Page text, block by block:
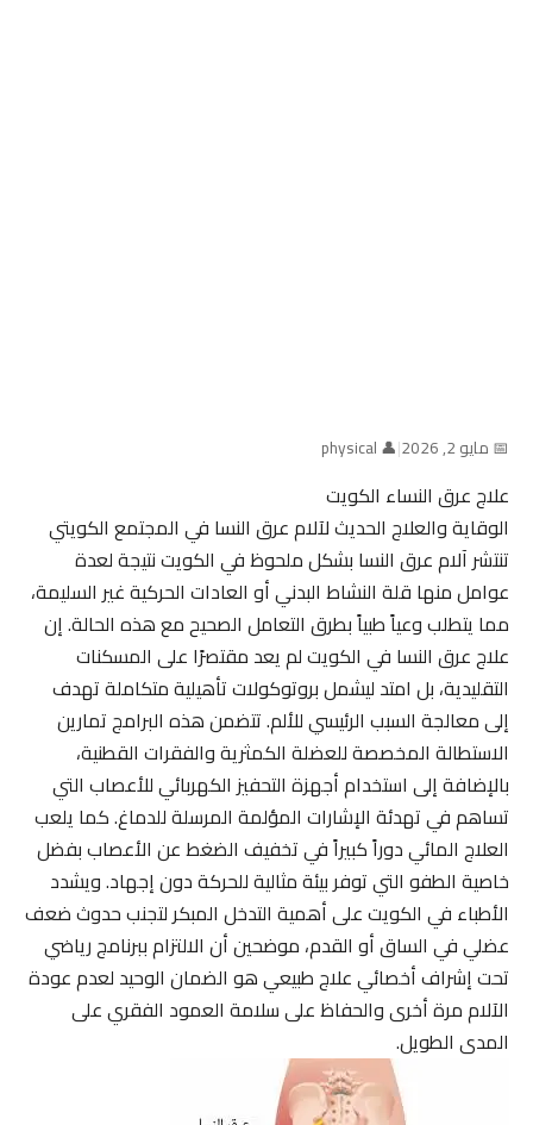
📅 مايو 2, 2026 |
👤 physical
علاج عرق النساء الكويت
الوقاية والعلاج الحديث لآلام عرق النسا في المجتمع الكويتي
تنتشر آلام عرق النسا بشكل ملحوظ في الكويت نتيجة لعدة
عوامل منها قلة النشاط البدني أو العادات الحركية غير السليمة،
مما يتطلب وعياً طبياً بطرق التعامل الصحيح مع هذه الحالة. إن
علاج عرق النسا في الكويت لم يعد مقتصرًا على المسكنات
التقليدية، بل امتد ليشمل بروتوكولات تأهيلية متكاملة تهدف
إلى معالجة السبب الرئيسي للألم. تتضمن هذه البرامج تمارين
الاستطالة المخصصة للعضلة الكمثرية والفقرات القطنية،
بالإضافة إلى استخدام أجهزة التحفيز الكهربائي للأعصاب التي
تساهم في تهدئة الإشارات المؤلمة المرسلة للدماغ. كما يلعب
العلاج المائي دوراً كبيراً في تخفيف الضغط عن الأعصاب بفضل
خاصية الطفو التي توفر بيئة مثالية للحركة دون إجهاد. ويشدد
الأطباء في الكويت على أهمية التدخل المبكر لتجنب حدوث ضعف
عضلي في الساق أو القدم، موضحين أن الالتزام ببرنامج رياضي
تحت إشراف أخصائي علاج طبيعي هو الضمان الوحيد لعدم عودة
الآلام مرة أخرى والحفاظ على سلامة العمود الفقري على
المدى الطويل.